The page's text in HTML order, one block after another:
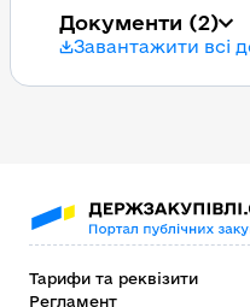
Документи (2)
Завантажити всі
Тарифи та реквізити
Регламент